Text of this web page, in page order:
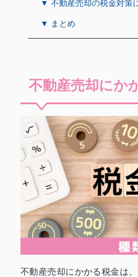
▼ 不動産売却の税金対策
▼ まとめ
不動産売却にか
不動産売却にかかる税金は